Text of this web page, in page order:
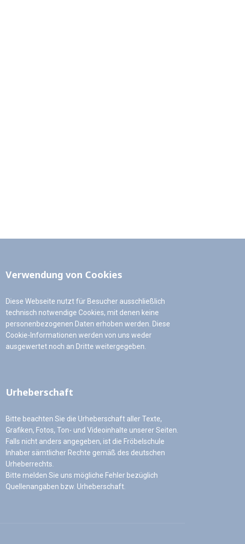
Verwendung von Cookies
Diese Webseite nutzt für Besucher ausschließlich
technisch notwendige Cookies, mit denen keine
personenbezogenen Daten erhoben werden. Diese
Cookie-Informationen werden von uns weder
ausgewertet noch an Dritte weitergegeben.
Urheberschaft
Bitte beachten Sie die Urheberschaft aller Texte,
Grafiken, Fotos, Ton- und Videoinhalte unserer Seiten.
Falls nicht anders angegeben, ist die Fröbelschule
Inhaber sämtlicher Rechte gemäß des deutschen
Urheberrechts.
Bitte melden Sie uns mögliche Fehler bezüglich
Quellenangaben bzw. Urheberschaft.